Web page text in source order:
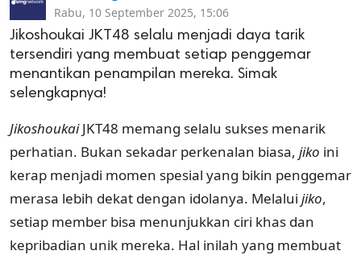
Rabu, 10 September 2025, 15:06
Jikoshoukai JKT48 selalu menjadi daya tarik
tersendiri yang membuat setiap penggemar
menantikan penampilan mereka. Simak
selengkapnya!
JikoshoukaiJKT48 memang selalu sukses menarik
perhatian. Bukan sekadar perkenalan biasa, jiko ini
kerap menjadi momen spesial yang bikin penggemar
merasa lebih dekat dengan idolanya. Melalui jiko,
setiap member bisa menunjukkan ciri khas dan
kepribadian unik mereka. Hal inilah yang membuat